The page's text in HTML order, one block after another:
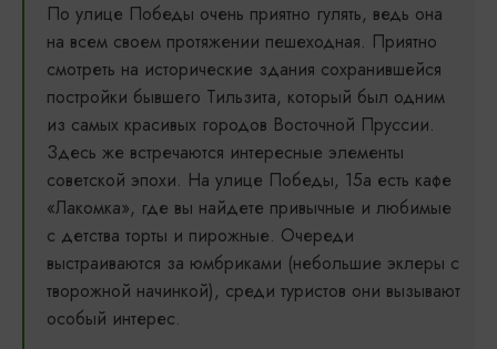
По улице Победы очень приятно гулять, ведь она
на всем своем протяжении пешеходная. Приятно
смотреть на исторические здания сохранившейся
постройки бывшего Тильзита, который был одним
из самых красивых городов Восточной Пруссии.
Здесь же встречаются интересные элементы
советской эпохи. На улице Победы, 15а есть кафе
«Лакомка», где вы найдете привычные и любимые
с детства торты и пирожные. Очереди
выстраиваются за юмбриками (небольшие эклеры с
творожной начинкой), среди туристов они вызывают
особый интерес.